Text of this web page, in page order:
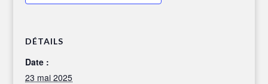
DÉTAILS
Date :
23 mai 2025